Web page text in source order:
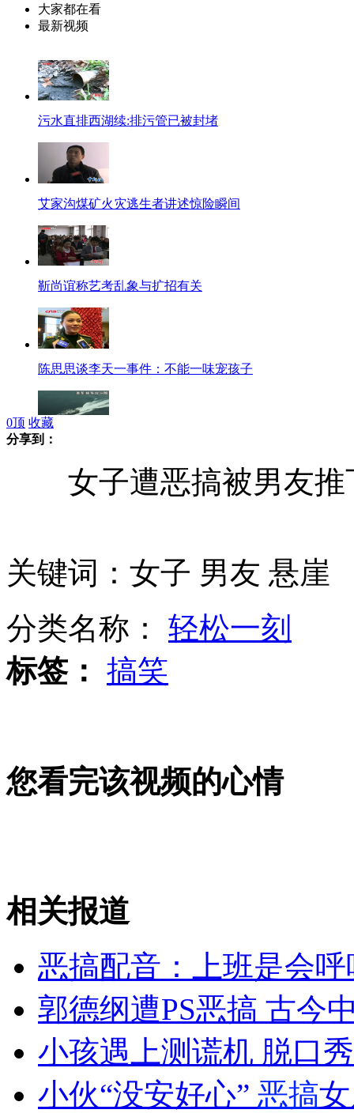
大家都在看
最新视频
污水直排西湖续:排污管已被封堵
艾家沟煤矿火灾逃生者讲述惊险瞬间
靳尚谊称艺考乱象与扩招有关
陈思思谈李天一事件：不能一味宠孩子
罗德曼评价平壤之行"非常美妙"
教育部:今年研制高考改革总体目标
山西运城恶犬咬伤多人 警民合力深夜将其击毙
女孩北京地铁殴打老人 痛下狠手拳打脚踢
无痛分娩是否安全 医生回应
外交部：反对强权政治霸凌主义
0顶 收藏
分享到：
女子遭恶搞被男友推
关键词：女子 男友 悬崖
分类名称： 轻松一刻
标签： 搞笑
您看完该视频的心情
相关报道
恶搞配音：上班是会
郭德纲遭PS恶搞 古今
小孩遇上测谎机 脱口
小伙“没安好心” 恶搞